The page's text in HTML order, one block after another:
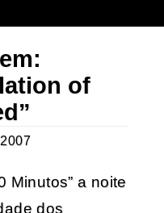
of
Minutos” a noite
dos